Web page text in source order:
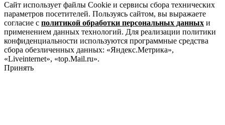
Сайт использует файлы Cookie и сервисы сбора технических
параметров посетителей. Пользуясь сайтом, вы выражаете
согласие с политикой обработки персональных данных и
применением данных технологий. Для реализации политики
конфиденциальности используются программные средства
сбора обезличенных данных: «Яндекс.Метрика»,
«Liveinternet», «top.Mail.ru».
Принять